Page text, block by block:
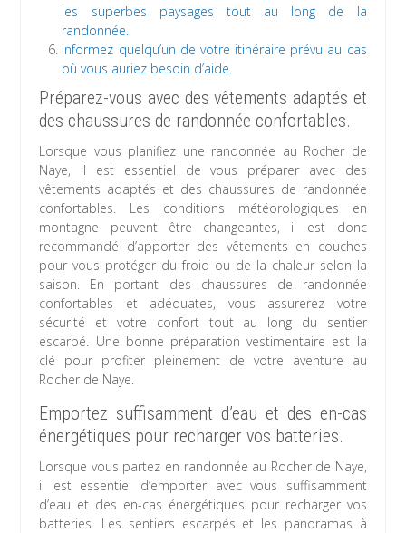
les superbes paysages tout au long de la
randonnée.
Informez quelqu’un de votre itinéraire prévu au cas
où vous auriez besoin d’aide.
Préparez-vous avec des vêtements adaptés et
des chaussures de randonnée confortables.
Lorsque vous planifiez une randonnée au Rocher de
Naye, il est essentiel de vous préparer avec des
vêtements adaptés et des chaussures de randonnée
confortables. Les conditions météorologiques en
montagne peuvent être changeantes, il est donc
recommandé d’apporter des vêtements en couches
pour vous protéger du froid ou de la chaleur selon la
saison. En portant des chaussures de randonnée
confortables et adéquates, vous assurerez votre
sécurité et votre confort tout au long du sentier
escarpé. Une bonne préparation vestimentaire est la
clé pour profiter pleinement de votre aventure au
Rocher de Naye.
Emportez suffisamment d’eau et des en-cas
énergétiques pour recharger vos batteries.
Lorsque vous partez en randonnée au Rocher de Naye,
il est essentiel d’emporter avec vous suffisamment
d’eau et des en-cas énergétiques pour recharger vos
batteries. Les sentiers escarpés et les panoramas à